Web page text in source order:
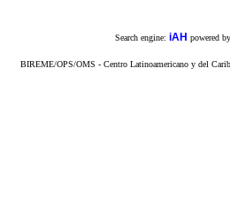
Search engine: iAH powered by
BIREME/OPS/OMS - Centro Latinoamericano y del